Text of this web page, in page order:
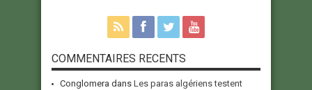
COMMENTAIRES RECENTS
Conglomera dans Les paras algériens testent